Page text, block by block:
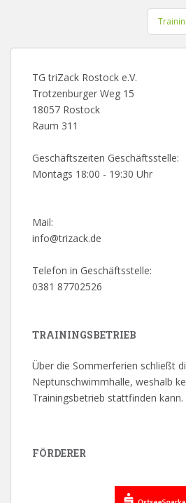
TG triZack Rostock e.V.
Trotzenburger Weg 15
18057 Rostock
Raum 311
Geschäftszeiten Geschäftsstelle:
Montags 18:00 - 19:30 Uhr
Mail:
info@trizack.de
Telefon in Geschäftsstelle:
0381 87702526
TRAININGSBETRIEB
Über die Sommerferien schließt
Neptunschwimmhalle, weshalb
Trainingsbetrieb stattfinden kann.
FÖRDERER